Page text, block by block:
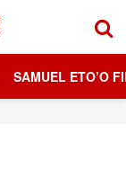
SAMUEL ETO’O